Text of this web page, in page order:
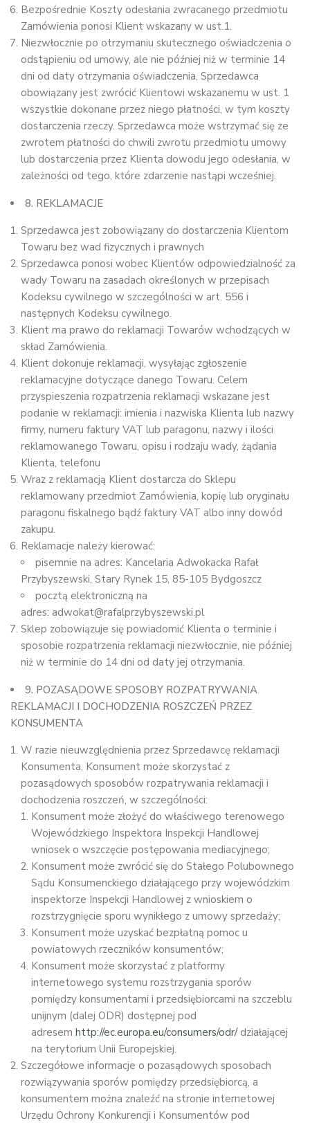
Bezpośrednie Koszty odesłania zwracanego przedmiotu
Zamówienia ponosi Klient wskazany w ust.1.
Niezwłocznie po otrzymaniu skutecznego oświadczenia o
odstąpieniu od umowy, ale nie później niż w terminie 14
dni od daty otrzymania oświadczenia, Sprzedawca
obowiązany jest zwrócić Klientowi wskazanemu w ust. 1
wszystkie dokonane przez niego płatności, w tym koszty
dostarczenia rzeczy. Sprzedawca może wstrzymać się ze
zwrotem płatności do chwili zwrotu przedmiotu umowy
lub dostarczenia przez Klienta dowodu jego odesłania, w
zależności od tego, które zdarzenie nastąpi wcześniej.
8. REKLAMACJE
Sprzedawca jest zobowiązany do dostarczenia Klientom
Towaru bez wad fizycznych i prawnych
Sprzedawca ponosi wobec Klientów odpowiedzialność za
wady Towaru na zasadach określonych w przepisach
Kodeksu cywilnego w szczególności w art. 556 i
następnych Kodeksu cywilnego.
Klient ma prawo do reklamacji Towarów wchodzących w
skład Zamówienia.
Klient dokonuje reklamacji, wysyłając zgłoszenie
reklamacyjne dotyczące danego Towaru. Celem
przyspieszenia rozpatrzenia reklamacji wskazane jest
podanie w reklamacji: imienia i nazwiska Klienta lub nazwy
firmy, numeru faktury VAT lub paragonu, nazwy i ilości
reklamowanego Towaru, opisu i rodzaju wady, żądania
Klienta, telefonu
Wraz z reklamacją Klient dostarcza do Sklepu
reklamowany przedmiot Zamówienia, kopię lub oryginału
paragonu fiskalnego bądź faktury VAT albo inny dowód
zakupu.
Reklamacje należy kierować:
pisemnie na adres: Kancelaria Adwokacka Rafał
Przybyszewski, Stary Rynek 15, 85-105 Bydgoszcz
pocztą elektroniczną na
adres: adwokat@rafalprzybyszewski.pl
Sklep zobowiązuje się powiadomić Klienta o terminie i
sposobie rozpatrzenia reklamacji niezwłocznie, nie później
niż w terminie do 14 dni od daty jej otrzymania.
9. POZASĄDOWE SPOSOBY ROZPATRYWANIA
REKLAMACJI I DOCHODZENIA ROSZCZEŃ PRZEZ
KONSUMENTA
W razie nieuwzględnienia przez Sprzedawcę reklamacji
Konsumenta, Konsument może skorzystać z
pozasądowych sposobów rozpatrywania reklamacji i
dochodzenia roszczeń, w szczególności:
Konsument może złożyć do właściwego terenowego
Wojewódzkiego Inspektora Inspekcji Handlowej
wniosek o wszczęcie postępowania mediacyjnego;
Konsument może zwrócić się do Stałego Polubownego
Sądu Konsumenckiego działającego przy wojewódzkim
inspektorze Inspekcji Handlowej z wnioskiem o
rozstrzygnięcie sporu wynikłego z umowy sprzedaży;
Konsument może uzyskać bezpłatną pomoc u
powiatowych rzeczników konsumentów;
Konsument może skorzystać z platformy
internetowego systemu rozstrzygania sporów
pomiędzy konsumentami i przedsiębiorcami na szczeblu
unijnym (dalej ODR) dostępnej pod
adresem http://ec.europa.eu/consumers/odr/działającej
na terytorium Unii Europejskiej.
Szczegółowe informacje o pozasądowych sposobach
rozwiązywania sporów pomiędzy przedsiębiorcą, a
konsumentem można znaleźć na stronie internetowej
Urzędu Ochrony Konkurencji i Konsumentów pod